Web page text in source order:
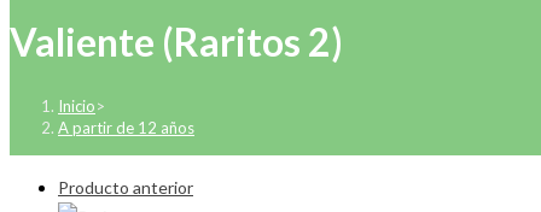
Valiente (Raritos 2)
Inicio>
A partir de 12 años
Producto anterior